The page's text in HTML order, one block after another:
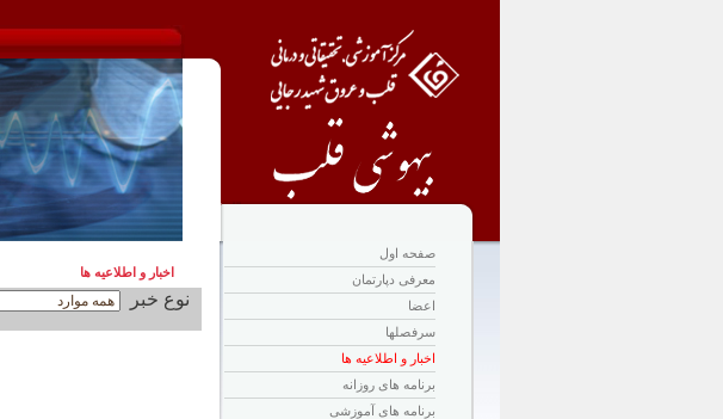
صفحه اول
معرفی دپارتمان
اعضا
سرفصلها
اخبار و اطلاعیه ها
برنامه های روزانه
برنامه های آموزشی
اخبار و اطلاعیه ها
نوع خبر